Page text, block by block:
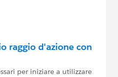
raggio d'azione con
per iniziare a utilizzare